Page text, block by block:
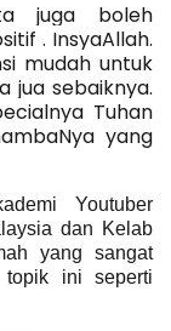
juga boleh
. InsyaAllah.
mudah untuk
jua sebaiknya.
Tuhan
yang
Youtuber
dan Kelab
yang sangat
topik ini seperti